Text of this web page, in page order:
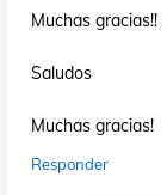
Muchas gracias!!
Saludos
Muchas gracias!
Responder